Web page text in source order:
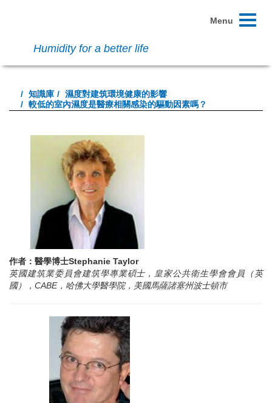
Humidity for a better life
Toggle
Menu
知識庫
濕度對建筑環境健康的影響
較低的室內濕度是醫療相關感染的驅動因素嗎？
作者：醫學博士Stephanie Taylor
英國建筑業委員會建筑學專業碩士，皇家公共衛生學會會員（英
國），CABE，哈佛大學醫學院，美國馬薩諸塞州波士頓市